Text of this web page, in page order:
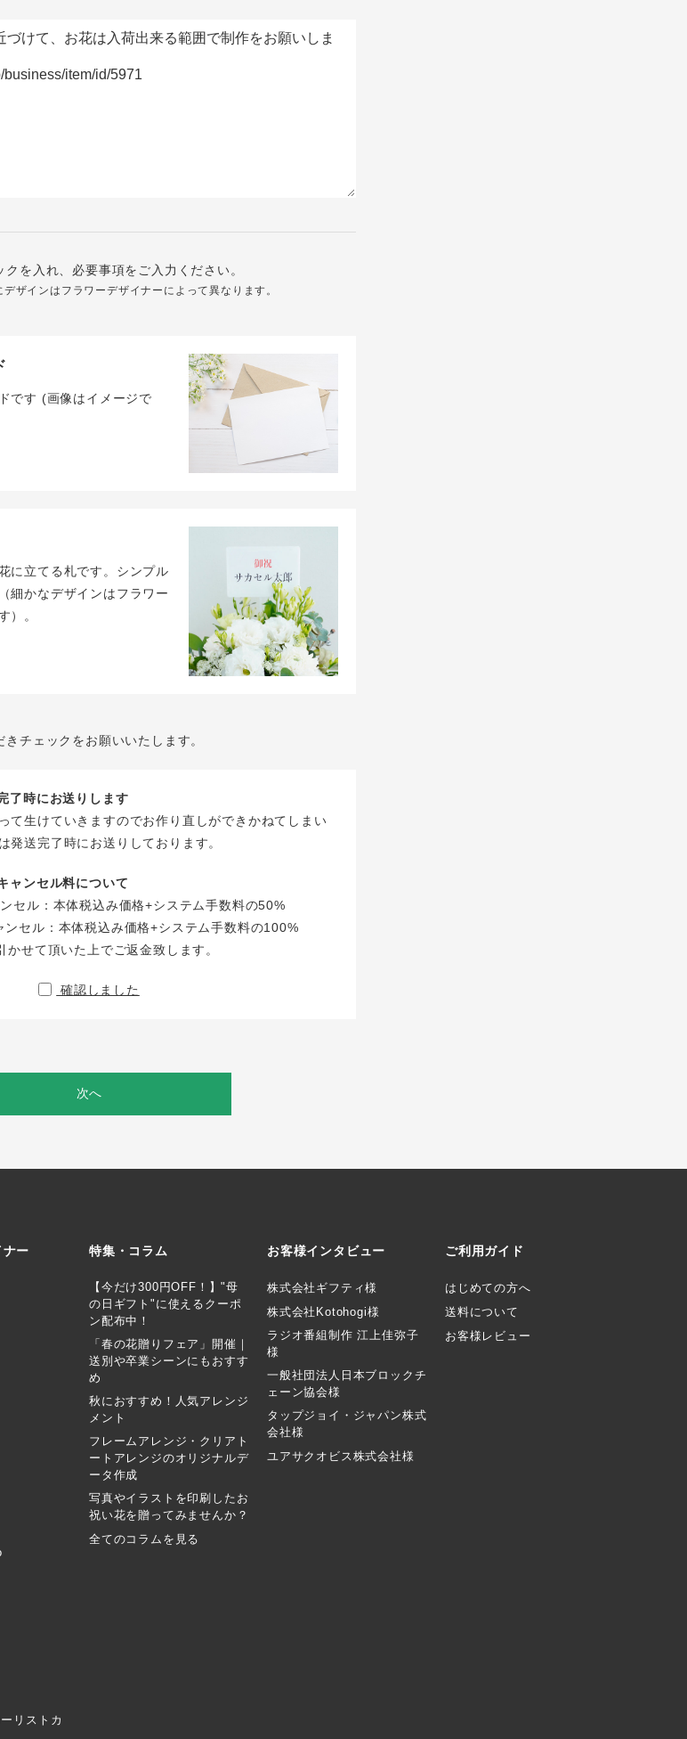
を入れ、必要事項をご入力ください。
ザインはフラワーデザイナーによって異なります。
です (画像はイメージで
に立てる札です。シンプル
細かなデザインはフラワー
）。
チェックをお願いいたします。
了時にお送りします
て生けていきますのでお作り直しができかねてしまい
発送完了時にお送りしております。
ャンセル料について
セル：本体税込み価格+システム手数料の50%
セル：本体税込み価格+システム手数料の100%
せて頂いた上でご返金致します。
確認しました
次へ
ー
リストカ
特集・コラム
【今だけ300円OFF！】"母
の日ギフト"に使えるクーポ
ン配布中！
「春の花贈りフェア」開催｜
送別や卒業シーンにもおすす
め
秋におすすめ！人気アレンジ
メント
フレームアレンジ・クリアト
ートアレンジのオリジナルデ
ータ作成
写真やイラストを印刷したお
祝い花を贈ってみませんか？
全てのコラムを見る
お客様インタビュー
株式会社ギフティ様
株式会社Kotohogi様
ラジオ番組制作 江上佳弥子
様
一般社団法人日本ブロックチ
ェーン協会様
タップジョイ・ジャパン株式
会社様
ユアサクオビス株式会社様
ご利用ガイド
はじめての方へ
送料について
お客様レビュー